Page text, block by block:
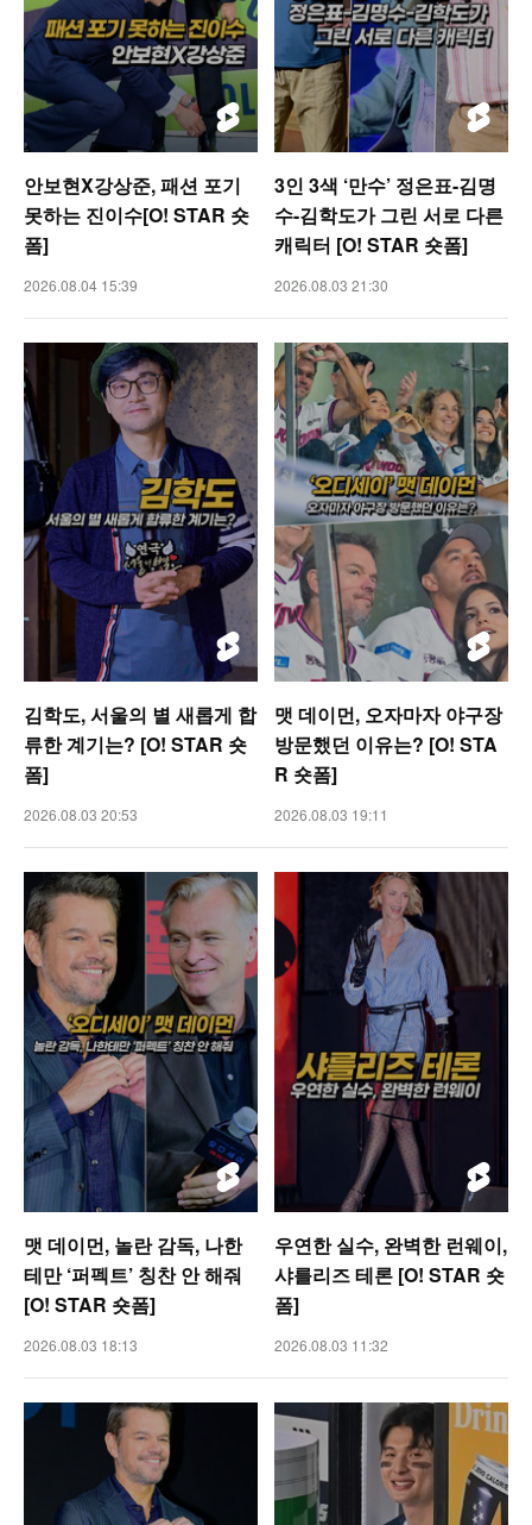
안보현X강상준, 패션 포기
못하는 진이수[O! STAR 숏
폼]
2026.08.04 15:39
3인 3색 ‘만수’ 정은표-김명
수-김학도가 그린 서로 다른
캐릭터 [O! STAR 숏폼]
2026.08.03 21:30
김학도, 서울의 별 새롭게 합
류한 계기는? [O! STAR 숏
폼]
2026.08.03 20:53
맷 데이먼, 오자마자 야구장
방문했던 이유는? [O! STA
R 숏폼]
2026.08.03 19:11
맷 데이먼, 놀란 감독, 나한
테만 ‘퍼펙트’ 칭찬 안 해줘
[O! STAR 숏폼]
2026.08.03 18:13
우연한 실수, 완벽한 런웨이,
샤를리즈 테론 [O! STAR 숏
폼]
2026.08.03 11:32